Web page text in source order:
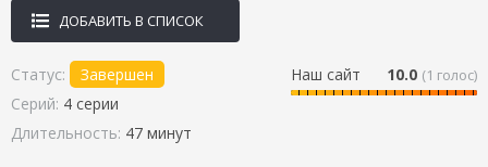
ДОБАВИТЬ В СПИСОК
Наш сайт 10.0 (1 голос)
Статус:
Завершен
Серий: 4 серии
Длительность: 47 минут